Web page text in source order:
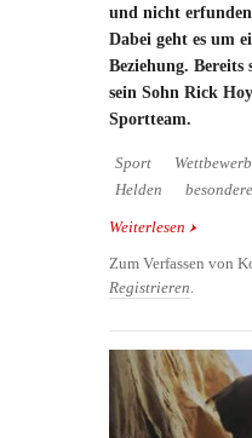
und nicht
Dabei geht es um
Beziehung.
sein Sohn Rick
Sportteam.
Sport Wettbewerb
Helden
Weiterlesen über
Zum Verfassen von
Registrieren.